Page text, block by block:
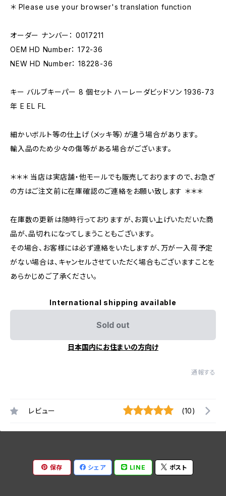
＊ Please use your browser's translation function
オーダー ナンバー： 0017211
OEM HD Number： 172-36
NEW HD Number： 18228-36
キー バルブキーパー 8 個セット ハーレーダビッドソン 1936-73
年 E EL FL
細かいボルト等の仕上げ（メッキ等）が違う場合があります。
輸入品のため少々の傷等がある場合がございます。
＊＊＊ 当店は実店舗・他モールでも販売しておりますので、お急ぎ
の方はご注文前に在庫確認のご連絡をお願い致します ＊＊＊
在庫数の更新は随時行っておりますが、お買い上げいただいた商
品が、品切れになってしまうこともございます。
その場合、お客様には必ず連絡をいたしますが、万が一入荷予定
がない場合は、キャンセルさせていただく場合もございますことを
あらかじめご了承ください。
International shipping available
Sold out
日本国内にお住まいの方向け
通報する
レビュー (10)
保存 シェア LINE ポスト